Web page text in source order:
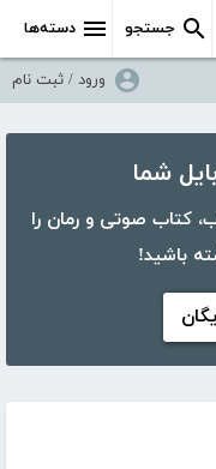
دسته‌ها جستجو
ورود / ثبت نام
کتابراه، بیش از ۵۰،۰۰۰ کتاب، کتاب صوتی و رمان را
باشید!